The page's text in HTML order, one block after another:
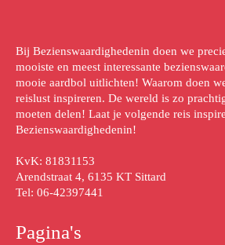
Bij Bezienswaardighedenin doen we
mooiste en meest interessante
mooie aardbol uitlichten! Waarom doen
reislust inspireren. De wereld is zo
moeten delen! Laat je volgende reis
Bezienswaardighedenin!
KvK: 81831153
Arendstraat 4, 6135 KT Sittard
Tel: 06-42397441
Pagina's